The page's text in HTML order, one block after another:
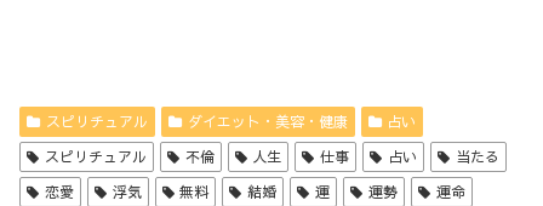
スピリチュアル ダイエット・美容・健康
占い
スピリチュアル
不倫 人生 仕事 占い
当たる
恋愛
浮気 無料 結婚 運 運勢
運命